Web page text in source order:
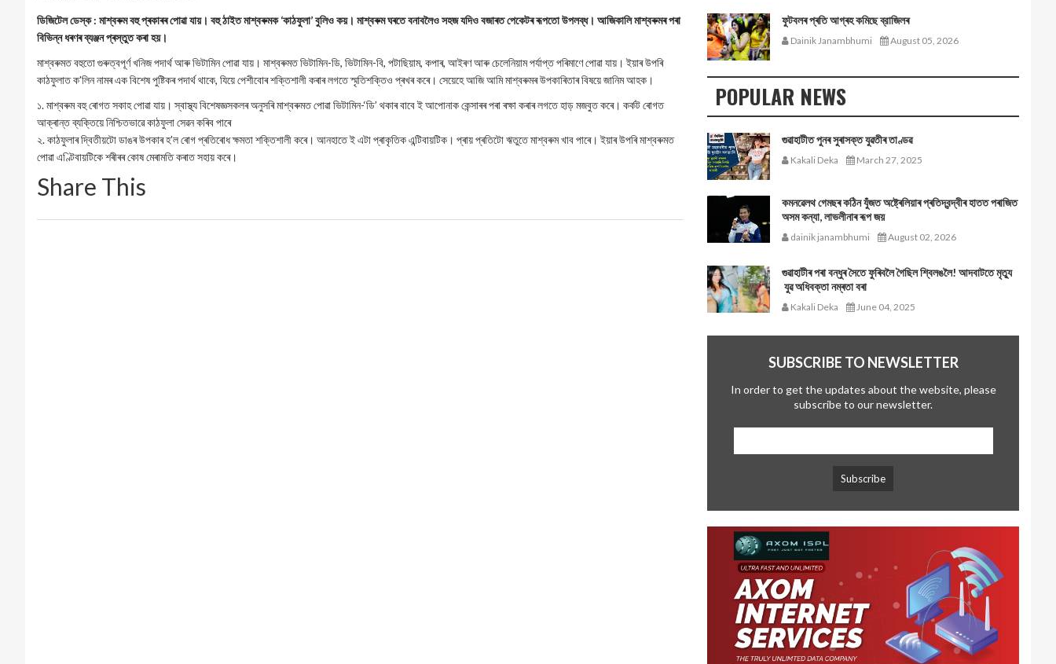
ডিজিটেল ডেস্ক : মাশ্বৰুম বহু প্ৰকাৰৰ পোৱা যায়। বহু ঠাইত মাশ্বৰুমক ‘কাঠফুলা’ বুলিও কয়। মাশ্বৰুম ঘৰতে বনাবলৈও সহজ যদিও বজাৰত পেকেটৰ ৰূপতো উপলব্ধ। আজিকালি মাশ্বৰুমৰ পৰা
বিভিন্ন ধৰণৰ ব্যঞ্জন প্ৰস্তুত কৰা হয়।
মাশ্বৰুমত বহুতো গুৰুত্বপূৰ্ণ খনিজ পদাৰ্থ আৰু ভিটামিন পোৱা যায়। মাশ্বৰুমত ভিটামিন-ডি, ভিটামিন-বি, পটাছিয়াম, কপাৰ, আইৰণ আৰু চেলেনিয়াম পৰ্যাপ্ত পৰিমাণে পোৱা যায়। ইয়াৰ উপৰি
কাঠফুলাত ক’লিন নামৰ এক বিশেষ পুষ্টিকৰ পদাৰ্থ থাকে, যিয়ে পেশীবোৰ শক্তিশালী কৰাৰ লগতে স্মৃতিশক্তিও প্ৰখৰ কৰে। সেয়েহে আজি আমি মাশ্বৰুমৰ উপকাৰিতাৰ বিষয়ে জানিম আহক।
১. মাশ্বৰুম বহু ৰোগত সকাহ পোৱা যায়। স্বাস্থ্য বিশেষজ্ঞসকলৰ অনুসৰি মাশ্বৰুমত পোৱা ভিটামিন-‘ডি’ থকাৰ বাবে ই আপোনাক কেন্সাৰৰ পৰা ৰক্ষা কৰাৰ লগতে হাড় মজবুত কৰে। কৰ্কট ৰোগত
আক্ৰান্ত ব্যক্তিয়ে নিশ্চিতভাৱে কাঠফুলা সেৱন কৰিব পাৰে
২. কাঠফুলাৰ দ্বিতীয়টো ডাঙৰ উপকাৰ হ’ল ৰোগ প্ৰতিৰোধ ক্ষমতা শক্তিশালী কৰে। আনহাতে ই এটা প্ৰাকৃতিক এন্টিবায়টিক। প্ৰায় প্ৰতিটো ঋতুতে মাশ্বৰুম খাব পাৰে। ইয়াৰ উপৰি মাশ্বৰুমত
পোৱা এণ্টিবায়টিকে শৰীৰৰ কোষ মেৰামতি কৰাত সহায় কৰে।
Share This
ফুটবলৰ প্ৰতি আগ্ৰহ কমিছে ব্রাজিলৰ
Dainik Janambhumi August 05, 2026
POPULAR NEWS
গুৱাহাটীত পুনৰ সুৰাসক্ত যুৱতীৰ তাণ্ডৱ
Kakali Deka March 27, 2025
কমনৱেলথ গেমছৰ কঠিন যুঁজত অষ্ট্ৰেলিয়াৰ প্ৰতিদ্বন্দ্বীৰ হাতত পৰাজিত
অসম কন্যা, লাভলীনাৰ ৰূপ জয়
dainik janambhumi August 02, 2026
গুৱাহাটীৰ পৰা বন্ধুৰ সৈতে ফুৰিবলৈ গৈছিল শ্বিলঙলৈ! আদবাটতে মৃত্যু
যুৱ অধিবক্তা নম্ৰতা বৰা
Kakali Deka June 04, 2025
SUBSCRIBE TO NEWSLETTER
In order to get the updates about the website, please
subscribe to our newsletter.